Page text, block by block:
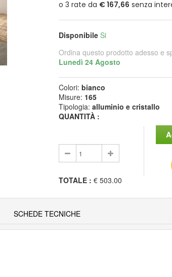
Disponibile Si
Ordina questo prodotto adesso e
Lunedì 24 Agosto
Colori:bianco
Misure: 165
Tipologia:alluminio e cristallo
QUANTITÀ :
TOTALE : € 503.00
SCHEDE TECNICHE